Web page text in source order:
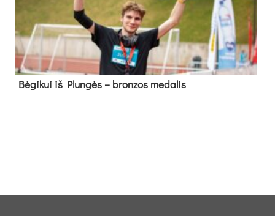
Bė­gi­kui iš Plun­gės – bron­zos me­da­lis